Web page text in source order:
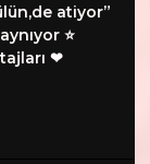
atiyor”
⭐
❤